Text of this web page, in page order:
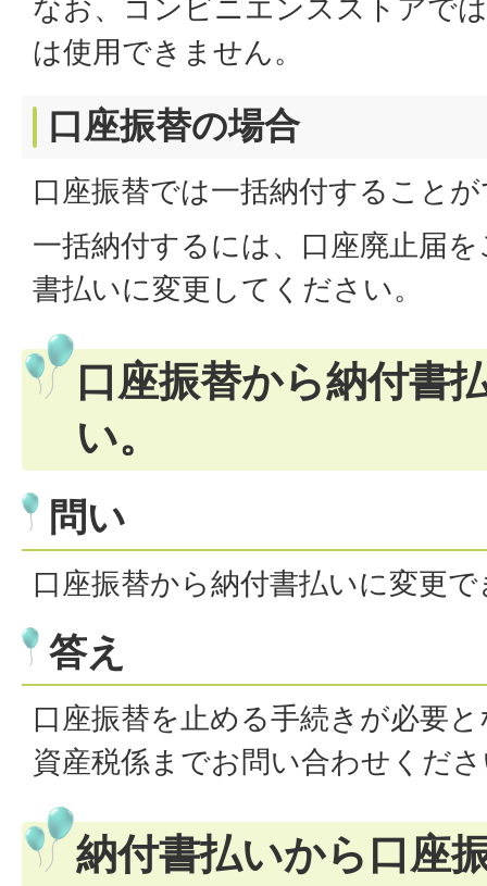
なお、コンビニエンスストアで
は使用できません。
口座振替の場合
口座振替では一括納付すること
一括納付するには、口座廃止届
書払いに変更してください。
口座振替から納付書
い。
問い
口座振替から納付書払いに変更
答え
口座振替を止める手続きが必要
資産税係までお問い合わせくだ
納付書払いから口座